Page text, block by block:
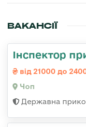
ВАКАНСІЇ
Інспектор
від 21000 до
Чоп
Державна